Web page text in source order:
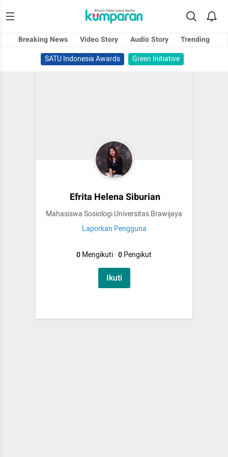
Breaking News Video Story Audio Story
Trending
SATU Indonesia Awards
Green Initiative
Efrita Helena Siburian
Mahasiswa Sosiologi Universitas Brawijaya
Laporkan Pengguna
0Mengikuti·0Pengikut
Ikuti